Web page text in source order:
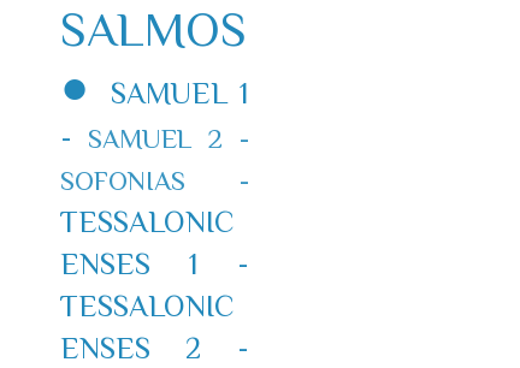
SALMOS
●
SAMUEL 1
-
SAMUEL 2 -
SOFONIAS -
TESSALONIC
ENSES 1 -
TESSALONIC
ENSES 2 -